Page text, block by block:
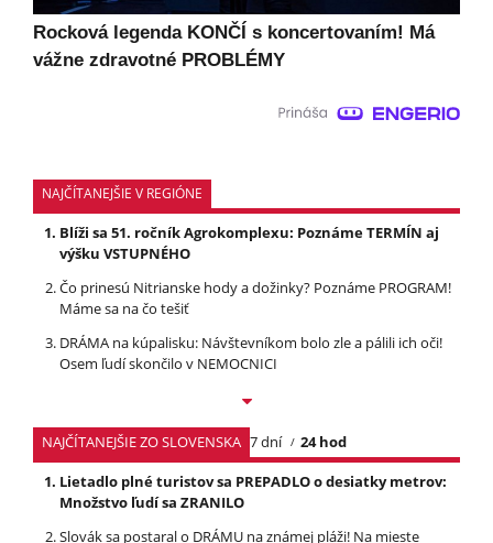
Rocková legenda KONČÍ s koncertovaním! Má
vážne zdravotné PROBLÉMY
NAJČÍTANEJŠIE V REGIÓNE
Blíži sa 51. ročník Agrokomplexu: Poznáme TERMÍN aj
výšku VSTUPNÉHO
Čo prinesú Nitrianske hody a dožinky? Poznáme PROGRAM!
Máme sa na čo tešiť
DRÁMA na kúpalisku: Návštevníkom bolo zle a pálili ich oči!
Osem ľudí skončilo v NEMOCNICI
NAJČÍTANEJŠIE ZO SLOVENSKA 7 dní
24 hod
Lietadlo plné turistov sa PREPADLO o desiatky metrov:
Množstvo ľudí sa ZRANILO
Slovák sa postaral o DRÁMU na známej pláži! Na mieste